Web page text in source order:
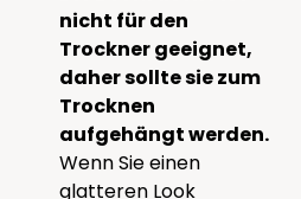
nicht für den
Trockner geeignet,
daher sollte sie zum
Trocknen
aufgehängt werden.
Wenn Sie einen
glatteren Look